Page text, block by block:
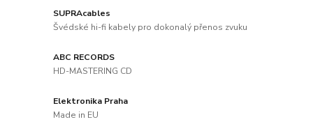
SUPRAcables
Švédské hi-fi kabely pro dokonalý přenos zvuku
ABC RECORDS
HD-MASTERING CD
Elektronika Praha
Made in EU